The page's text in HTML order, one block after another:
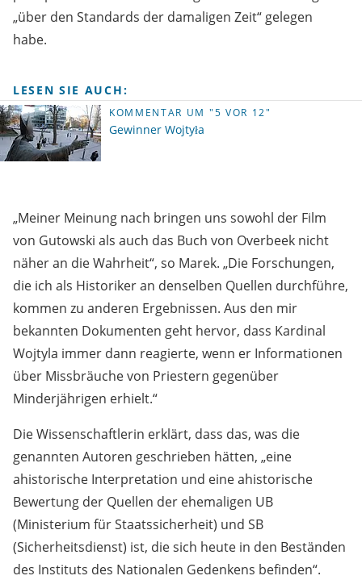
„über den Standards der damaligen Zeit“ gelegen
habe.
LESEN SIE AUCH:
KOMMENTAR UM "5 VOR 12"
Gewinner Wojtyła
„Meiner Meinung nach bringen uns sowohl der Film
von Gutowski als auch das Buch von Overbeek nicht
näher an die Wahrheit“, so Marek. „Die Forschungen,
die ich als Historiker an denselben Quellen durchführe,
kommen zu anderen Ergebnissen. Aus den mir
bekannten Dokumenten geht hervor, dass Kardinal
Wojtyla immer dann reagierte, wenn er Informationen
über Missbräuche von Priestern gegenüber
Minderjährigen erhielt.“
Die Wissenschaftlerin erklärt, dass das, was die
genannten Autoren geschrieben hätten, „eine
ahistorische Interpretation und eine ahistorische
Bewertung der Quellen der ehemaligen UB
(Ministerium für Staatssicherheit) und SB
(Sicherheitsdienst) ist, die sich heute in den Beständen
des Instituts des Nationalen Gedenkens befinden“.